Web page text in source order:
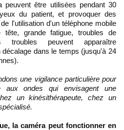
peuvent être utilisées pendant 30
du patient, et provoquer des
l'utilisation d'un téléphone mobile
grande fatigue, troubles de
troubles peuvent apparaître
dans le temps (jusqu'à 24
une vigilance particulière pour
aux ondes qui envisagent une
un kinésithérapeute, chez un
la caméra peut fonctionner en